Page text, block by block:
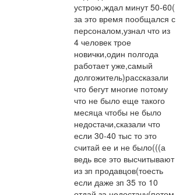
устрою,ждал минут 50-60(
за это время пообщался с
персоналом,узнал что из
4 человек трое
новички,один полгода
работает уже,самый
долгожитель)рассказали
что бегут многие потому
что не было еще такого
месяца чтобы не было
недостачи,сказали что
если 30-40 тыс то это
считай ее и не было(((а
ведь все это высчитывают
из зп продавцов(тоесть
если даже зп 35 то 10